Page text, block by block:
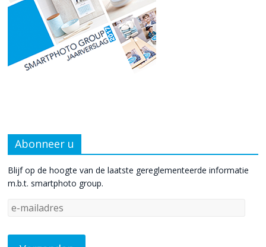
Abonneer u
Blijf op de hoogte van de laatste gereglementeerde informatie
m.b.t. smartphoto group.